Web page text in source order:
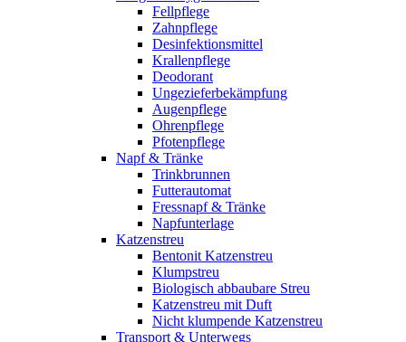
Fellpflege
Zahnpflege
Desinfektionsmittel
Krallenpflege
Deodorant
Ungezieferbekämpfung
Augenpflege
Ohrenpflege
Pfotenpflege
Napf & Tränke
Trinkbrunnen
Futterautomat
Fressnapf & Tränke
Napfunterlage
Katzenstreu
Bentonit Katzenstreu
Klumpstreu
Biologisch abbaubare Streu
Katzenstreu mit Duft
Nicht klumpende Katzenstreu
Transport & Unterwegs